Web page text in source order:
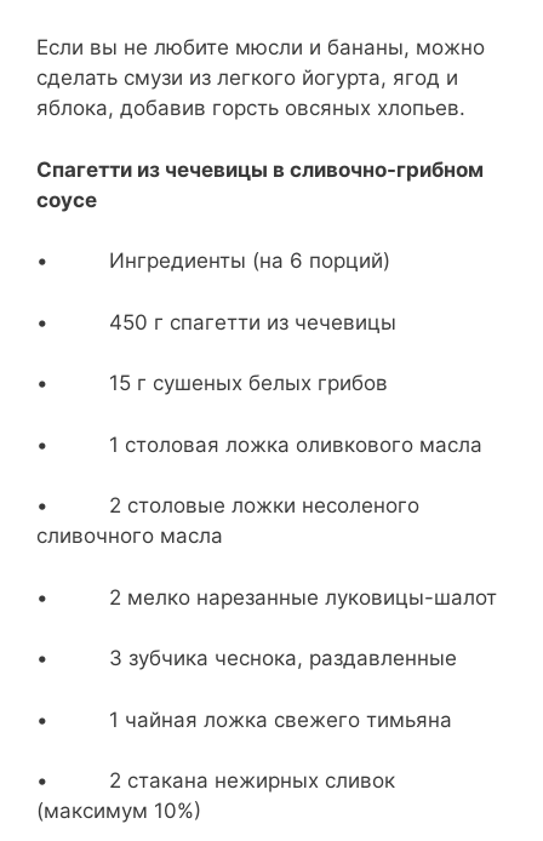
Если вы не любите мюсли и бананы, можно
сделать смузи из легкого йогурта, ягод и
яблока, добавив горсть овсяных хлопьев.
Спагетти из чечевицы в сливочно-грибном
соусе
• Ингредиенты (на 6 порций)
• 450 г спагетти из чечевицы
• 15 г сушеных белых грибов
• 1 столовая ложка оливкового масла
• 2 столовые ложки несоленого
сливочного масла
• 2 мелко нарезанные луковицы-шалот
• 3 зубчика чеснока, раздавленные
• 1 чайная ложка свежего тимьяна
• 2 стакана нежирных сливок
(максимум 10%)